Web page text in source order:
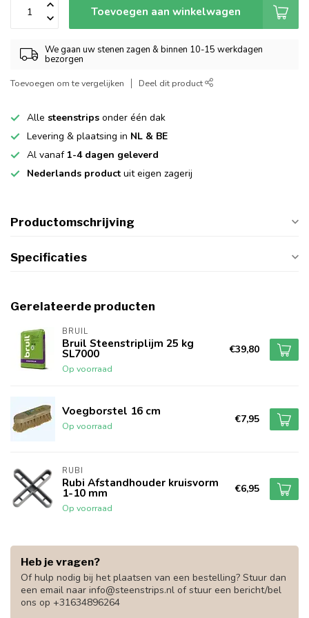
Toevoegen aan winkelwagen
We gaan uw stenen zagen & binnen 10-15 werkdagen
bezorgen
Toevoegen om te vergelijken Deel dit product
Alle steenstrips onder één dak
Levering & plaatsing in NL & BE
Al vanaf 1-4 dagen geleverd
Nederlands product uit eigen zagerij
Productomschrijving
Specificaties
Gerelateerde producten
BRUIL
Bruil Steenstriplijm 25 kg
SL7000
Op voorraad
€39,80
Voegborstel 16 cm
Op voorraad
€7,95
RUBI
Rubi Afstandhouder kruisvorm
1-10 mm
Op voorraad
€6,95
Heb je vragen?
Of hulp nodig bij het plaatsen van een bestelling? Stuur dan
een email naar info@steenstrips.nl of stuur een bericht/bel
ons op +31634896264